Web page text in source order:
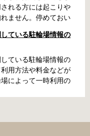
れる方には起こりや
ません。停めておい
まうかも知れませ
をまとめました。事
。 守口市で撤去され
管所 住所 守口市大日
06-6902-2340（業務
身分証明証 守口市HP
場合 三国ヶ丘自転車
ている駐輪場情報の
ている駐輪場情報の
用方法や料金などが
によって一時利用の
用登録申請書の提出
出ではなく、Web上